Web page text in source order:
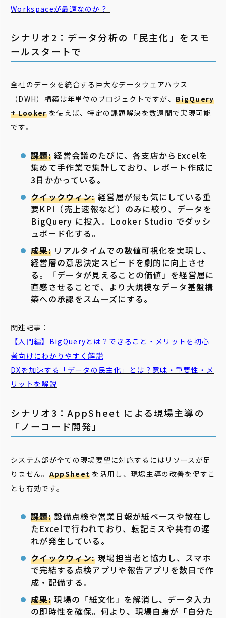
Workspaceが最適なのか？
シナリオ2：データ分析の「民主化」をスモ
ールスタートで
全社のデータを統合する巨大なデータウェアハウス
（DWH）構築は年単位のプロジェクトですが、BigQuery
+ Lookerを使えば、特定の課題解決を数週間で実現可能
です。
課題:経営会議のたびに、各支店からExcelを
集めて手作業で集計しており、レポート作成に
3日かかっている。
クイックウィン:経営層が最も気にしている重
要KPI（売上速報など）のみに絞り、データを
BigQuery に投入。Looker Studio でダッシ
ュボード化する。
成果:リアルタイムでの数値可視化を実現し、
経営層の意思決定スピードを劇的に向上させ
る。「データが見えることの価値」を経営層に
直感させることで、より大規模なデータ基盤構
築への承認をスムーズにする。
関連記事：
【入門編】BigQueryとは？できること・メリットを初心
者向けにわかりやすく解説
DXを加速する「データの民主化」とは？意味・重要性・メ
リットを解説
シナリオ3：AppSheet による現場主導の
「ノーコード開発」
システム部が全ての現場要望に対応するにはリソースが足
りません。 AppSheet を活用し、現場主導の改善を促すこ
とも有効です。
課題:設備点検や営業日報が紙ベースや散在し
たExcelで行われており、転記ミスや共有の遅
れが発生している。
クイックウィン:現場担当者と協力し、スマホ
で完結する点検アプリや報告アプリを数日で作
成・配備する。
成果:現場の「紙文化」を解消し、データ入力
の即時性を確保。何より、現場自身が「自分た